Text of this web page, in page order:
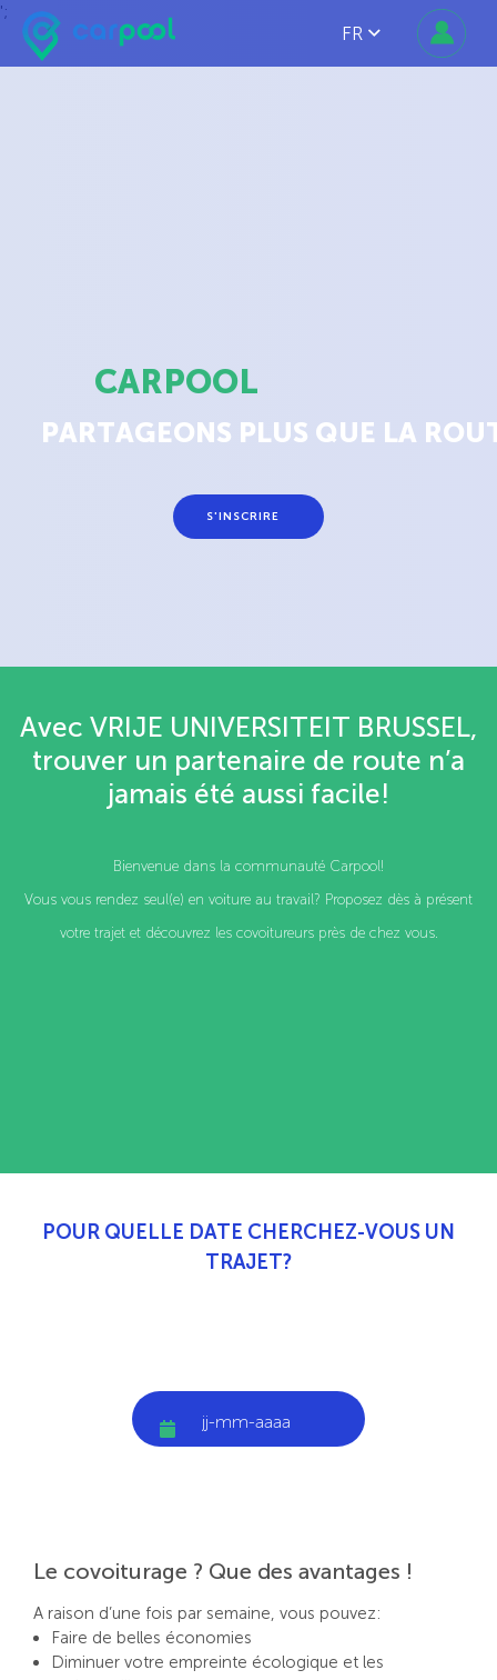
FR
';
CARPOOL
PARTAGEONS PLUS QUE LA
S'INSCRIRE
Avec VRIJE UNIVERSITEIT BRUSSEL,
trouver un partenaire de route n’a
jamais été aussi facile!
Bienvenue dans la communauté Carpool!
Vous vous rendez seul(e) en voiture au travail? Proposez dès à présent
votre trajet et découvrez les covoitureurs près de chez vous.
POUR QUELLE DATE CHERCHEZ-VOUS UN
TRAJET?
Le covoiturage ? Que des avantages !
A raison d’une fois par semaine, vous pouvez:
Faire de belles économies
Diminuer votre empreinte écologique et les